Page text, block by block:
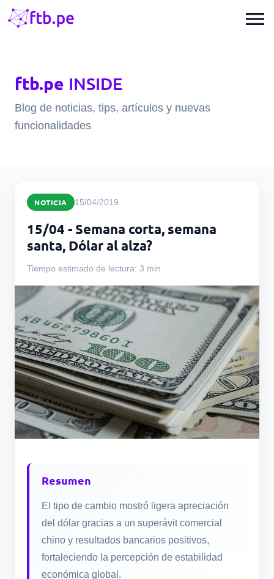
menu
ftb.pe INSIDE
Blog de noticias, tips, artículos y nuevas
funcionalidades
NOTICIA 15/04/2019
15/04 - Semana corta, semana
santa, Dólar al alza?
Tiempo estimado de lectura: 3 min
Resumen
El tipo de cambio mostró ligera apreciación
del dólar gracias a un superávit comercial
chino y resultados bancarios positivos,
fortaleciendo la percepción de estabilidad
económica global.